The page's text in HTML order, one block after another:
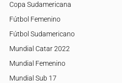
Copa Sudamericana
Fútbol Femenino
Fútbol Sudamericano
Mundial Catar 2022
Mundial Femenino
Mundial Sub 17